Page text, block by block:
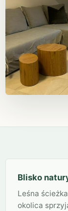
Blisko
Leśna
okolica